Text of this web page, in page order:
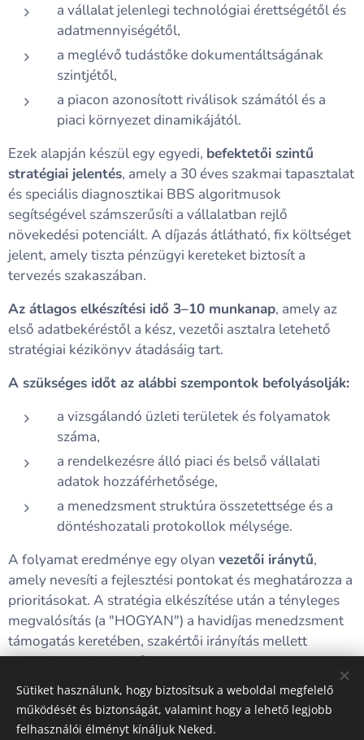
a vállalat jelenlegi technológiai érettségétől és
adatmennyiségétől,
a meglévő tudástőke dokumentáltságának
szintjétől,
a piacon azonosított riválisok számától és a
piaci környezet dinamikájától.
Ezek alapján készül egy egyedi, befektetői szintű
stratégiai jelentés, amely a 30 éves szakmai tapasztalat
és speciális diagnosztikai BBS algoritmusok
segítségével számszerűsíti a vállalatban rejlő
növekedési potenciált. A díjazás átlátható, fix költséget
jelent, amely tiszta pénzügyi kereteket biztosít a
tervezés szakaszában.
Az átlagos elkészítési idő 3–10 munkanap, amely az
első adatbekéréstől a kész, vezetői asztalra letehető
stratégiai kézikönyv átadásáig tart.
A szükséges időt az alábbi szempontok befolyásolják:
a vizsgálandó üzleti területek és folyamatok
száma,
a rendelkezésre álló piaci és belső vállalati
adatok hozzáférhetősége,
a menedzsment struktúra összetettsége és a
döntéshozatali protokollok mélysége.
A folyamat eredménye egy olyan vezetői iránytű,
amely nevesíti a fejlesztési pontokat és meghatározza a
prioritásokat. A stratégia elkészítése után a tényleges
megvalósítás (a "HOGYAN") a havidíjas menedzsment
támogatás keretében, szakértői irányítás mellett
azonnal megkezdhető.
Sütiket használunk, hogy biztosítsuk a weboldal megfelelő
működését és biztonságát, valamint hogy a lehető legjobb
felhasználói élményt kínáljuk Neked.